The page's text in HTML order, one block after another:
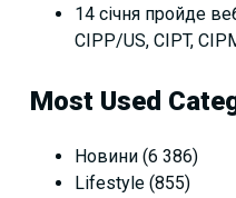
14 січня пройде
CIPP/US, CIPT,
Most Used
Новини (6 386)
Lifestyle (855)